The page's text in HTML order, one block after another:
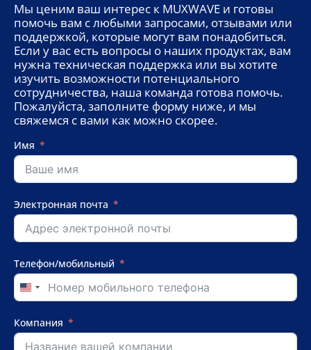
Мы ценим ваш интерес к MUXWAVE и готовы
помочь вам с любыми запросами, отзывами или
поддержкой, которые могут вам понадобиться.
Если у вас есть вопросы о наших продуктах, вам
нужна техническая поддержка или вы хотите
изучить возможности потенциального
сотрудничества, наша команда готова помочь.
Пожалуйста, заполните форму ниже, и мы
свяжемся с вами как можно скорее.
Имя
Электронная почта
Телефон/мобильный
United
States
+1
Компания